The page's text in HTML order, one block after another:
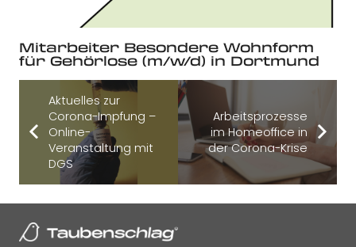
Mitarbeiter Besondere Wohnform
für Gehörlose (m/w/d) in Dortmund
Aktuelles zur
Corona-Impfung –
Online-
Veranstaltung mit
DGS
Arbeitsprozesse
im Homeoffice in
der Corona-Krise